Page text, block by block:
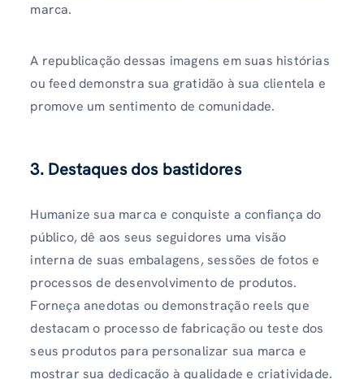
marca.
A republicação dessas imagens em suas histórias
ou feed demonstra sua gratidão à sua clientela e
promove um sentimento de comunidade.
3. Destaques dos bastidores
Humanize sua marca e conquiste a confiança do
público, dê aos seus seguidores uma visão
interna de suas embalagens, sessões de fotos e
processos de desenvolvimento de produtos.
Forneça anedotas ou demonstração reels que
destacam o processo de fabricação ou teste dos
seus produtos para personalizar sua marca e
mostrar sua dedicação à qualidade e criatividade.